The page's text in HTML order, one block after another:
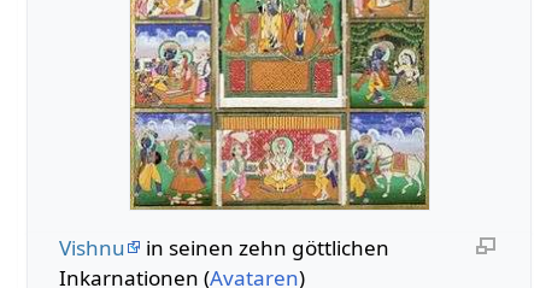
Vishnu
in seinen zehn göttlichen
Inkarnationen (Avataren)